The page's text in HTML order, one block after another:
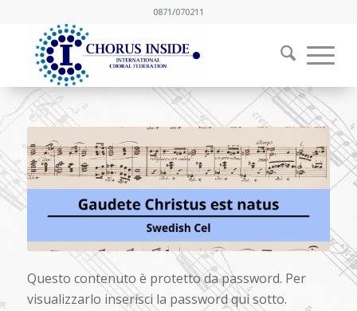
0871/070211
Questo contenuto è protetto da password. Per
visualizzarlo inserisci la password qui sotto.